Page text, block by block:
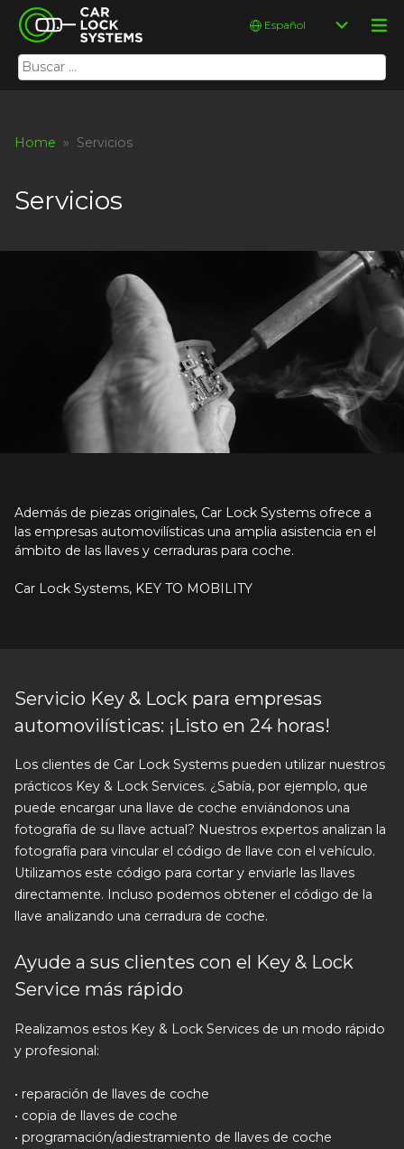
Skip
content
Car Lock Systems
Car Lock Systems
Buscar:
Elegir
idioma
Home » Servicios
Servicios
Además de piezas originales, Car Lock Systems ofrece a
las empresas automovilísticas una amplia asistencia en el
ámbito de las llaves y cerraduras para coche.
Car Lock Systems, KEY TO MOBILITY
Servicio Key & Lock para empresas
automovilísticas: ¡Listo en 24 horas!
Los clientes de Car Lock Systems pueden utilizar nuestros
prácticos Key & Lock Services. ¿Sabía, por ejemplo, que
puede encargar una llave de coche enviándonos una
fotografía de su llave actual? Nuestros expertos analizan la
fotografía para vincular el código de llave con el vehículo.
Utilizamos este código para cortar y enviarle las llaves
directamente. Incluso podemos obtener el código de la
llave analizando una cerradura de coche.
Ayude a sus clientes con el Key & Lock
Service más rápido
Realizamos estos Key & Lock Services de un modo rápido
y profesional:
• reparación de llaves de coche
• copia de llaves de coche
• programación/adiestramiento de llaves de coche